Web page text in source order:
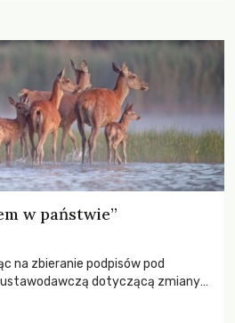
w państwie”
na zbieranie podpisów pod
dotyczącą zmiany